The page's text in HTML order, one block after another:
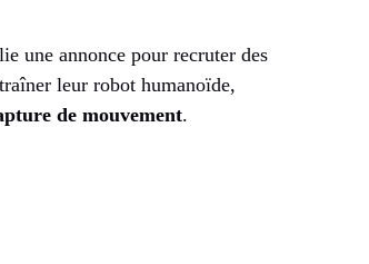
une annonce pour recruter des
leur robot humanoïde,
de mouvement.